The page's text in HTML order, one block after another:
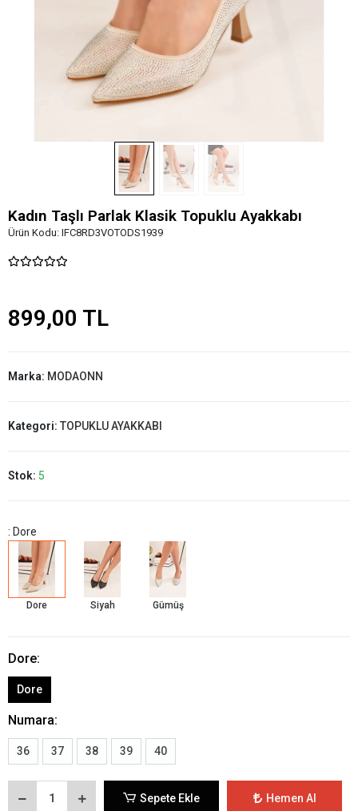
Kadın Taşlı Parlak Klasik Topuklu Ayakkabı
Ürün Kodu: IFC8RD3VOTODS1939
899,00 TL
Marka: MODAONN
Kategori: TOPUKLU AYAKKABI
Stok: 5
: Dore
Dore Siyah Gümüş
Dore:
Dore
Numara:
36 37 38 39 40
Sepete Ekle Hemen Al